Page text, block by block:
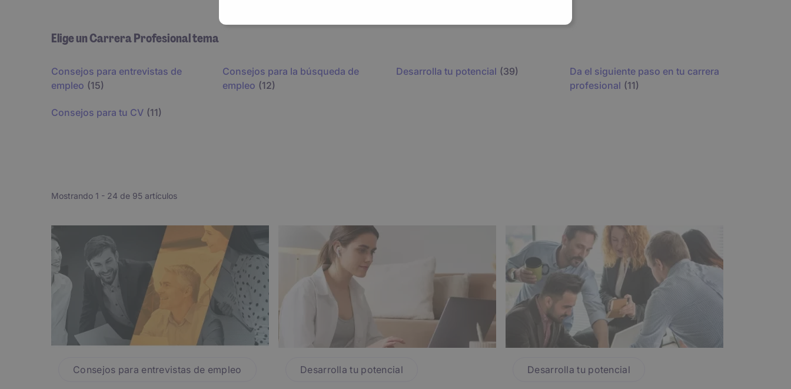
Esperamos que el contenido de esta sección te ayude a impulsar tu carrera. Si te gustaría conversar sobre estos temas u otros, no
dudes encontactarnos .
Elige un Carrera Profesional tema
Consejos para entrevistas de
empleo (15)
Consejos para la búsqueda de
empleo (12)
Desarrolla tu potencial (39)
Da el siguiente paso en tu carrera
profesional (11)
Consejos para tu CV (11)
Mostrando 1 - 24 de 95 artículos
Consejos para entrevistas de empleo Desarrolla tu potencial Desarrolla tu potencial
Pagination